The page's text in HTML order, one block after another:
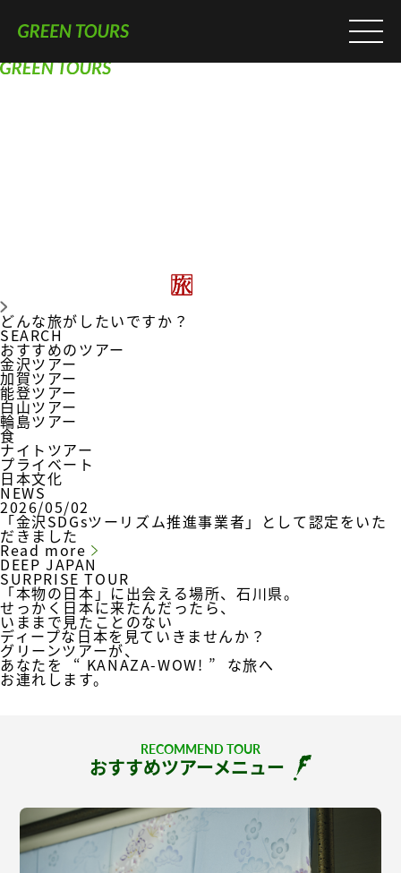
どんな旅がしたいですか？
SEARCH
おすすめのツアー
金沢ツアー
加賀ツアー
能登ツアー
白山ツアー
輪島ツアー
食
ナイトツアー
プライベート
日本文化
NEWS
2026/05/02
「金沢SDGsツーリズム推進事業者」として認定をいた
だきました
Read more
DEEP JAPAN
SURPRISE TOUR
「本物の日本」に出会える場所、石川県。
せっかく日本に来たんだったら、
いままで見たことのない
ディープな日本を見ていきませんか？
グリーンツアーが、
あなたを “ KANAZA-WOW! ” な旅へ
お連れします。
RECOMMEND TOUR
おすすめツアーメニュー